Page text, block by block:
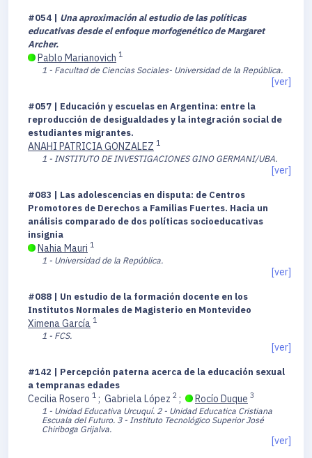
#054 | Una aproximación al estudio de las políticas
educativas desde el enfoque morfogenético de Margaret
Archer.
Pablo Marianovich 1
1 - Facultad de Ciencias Sociales- Universidad de la República.
[ver]
#057 | Educación y escuelas en Argentina: entre la
reproducción de desigualdades y la integración social de
estudiantes migrantes.
ANAHI PATRICIA GONZALEZ 1
1 - INSTITUTO DE INVESTIGACIONES GINO GERMANI/UBA.
[ver]
#083 | Las adolescencias en disputa: de Centros
Promotores de Derechos a Familias Fuertes. Hacia un
análisis comparado de dos políticas socioeducativas
insignia
Nahia Mauri 1
1 - Universidad de la República.
[ver]
#088 | Un estudio de la formación docente en los
Institutos Normales de Magisterio en Montevideo
Ximena García 1
1 - FCS.
[ver]
#142 | Percepción paterna acerca de la educación sexual
a tempranas edades
Cecilia Rosero 1 ; Gabriela López 2 ; Rocío Duque 3
1 - Unidad Educativa Urcuquí. 2 - Unidad Educatica Cristiana
Escuala del Futuro. 3 - Instituto Tecnológico Superior José
Chiriboga Grijalva.
[ver]